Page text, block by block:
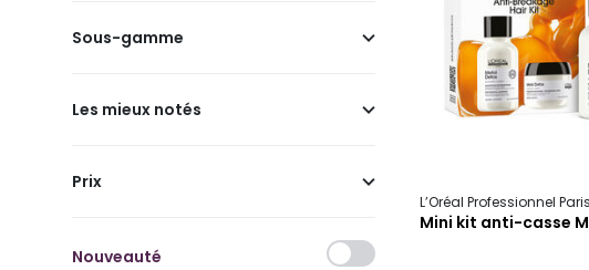
Sous-gamme
Les mieux notés
Prix
Nouveauté
L’Oréal Professionnel Paris
Mini kit anti-casse